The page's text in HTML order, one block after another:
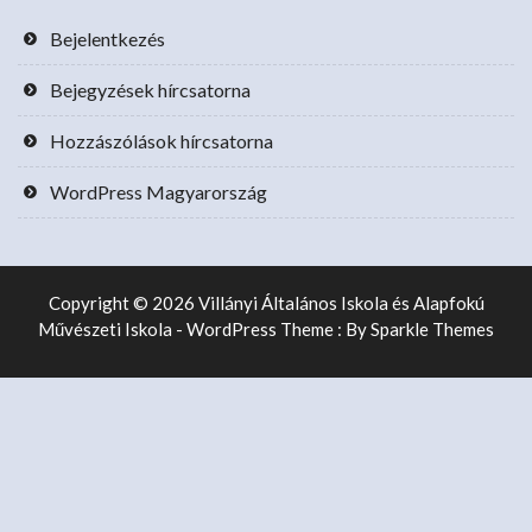
Bejelentkezés
Bejegyzések hírcsatorna
Hozzászólások hírcsatorna
WordPress Magyarország
Copyright © 2026 Villányi Általános Iskola és Alapfokú
Művészeti Iskola - WordPress Theme : BySparkle Themes